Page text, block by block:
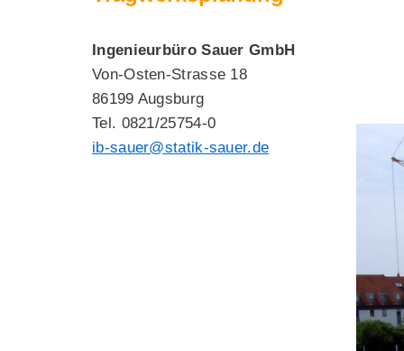
Ingenieurbüro Sauer GmbH
Von-Osten-Strasse 18
86199 Augsburg
Tel. 0821/25754-0
ib-sauer@statik-sauer.de